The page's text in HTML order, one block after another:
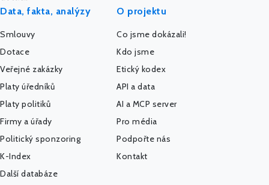
Data, fakta, analýzy
Smlouvy
Dotace
Veřejné zakázky
Platy úředníků
Platy politiků
Firmy a úřady
Politický sponzoring
K-Index
Další databáze
O projektu
Co jsme dokázali!
Kdo jsme
Etický kodex
API a data
AI a MCP server
Pro média
Podpořte nás
Kontakt